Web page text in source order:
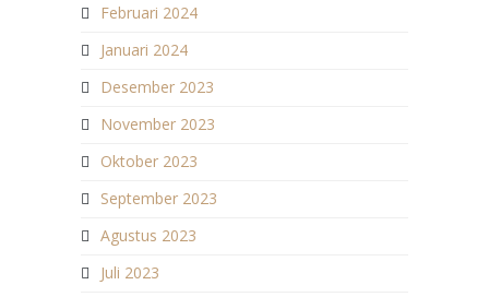
Februari 2024
Januari 2024
Desember 2023
November 2023
Oktober 2023
September 2023
Agustus 2023
Juli 2023